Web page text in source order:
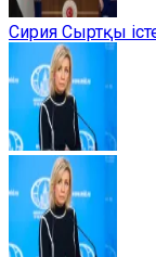
Сирия Сыртқы